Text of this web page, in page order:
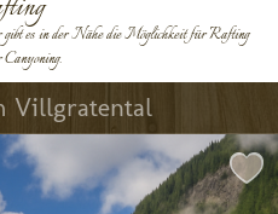
es in der Nähe die Möglichkeit für Rafting
Villgratental